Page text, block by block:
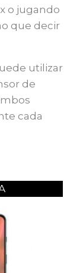
o jugando
que decir
utilizar
de
cada